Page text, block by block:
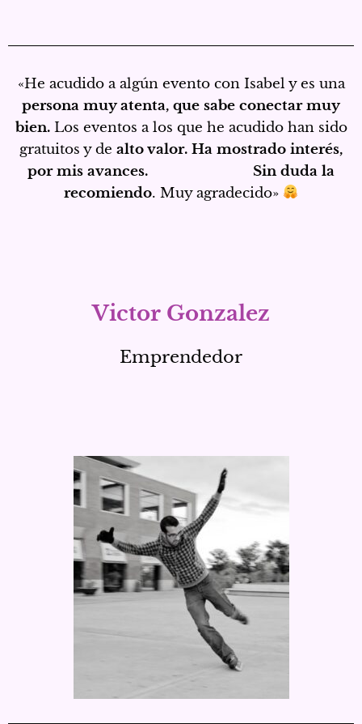
«He acudido a algún evento con Isabel y es una
persona muy atenta, que sabe conectar muy
bien.Los eventos a los que he acudido han sido
gratuitos y de alto valor. Ha mostrado interés,
por mis avances. Sin duda la
recomiendo. Muy agradecido»
Victor Gonzalez
Emprendedor